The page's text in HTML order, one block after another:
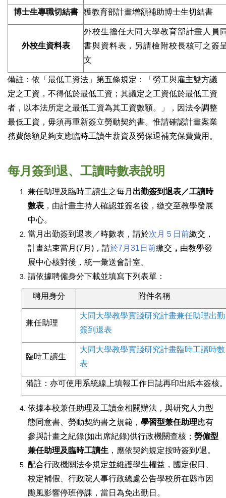
博士生專職切結書 獲教育部計畫增額補助博士生切結書
外校生資料表
外校生擔任大同大學教育部計畫人員
書與資料表，另請檢附校長核可之簽
文
備註： 依「最低工資法」第五條規定：「勞工與雇主雙方議
定之工資，不得低於最低工資；其議定之工資低於最低工資
者，以本法所定之最低工資為其工資數額。」，因法令調整
最低工資，毋須再重新簽立勞動契約書。惟請確認計畫案業
務費餘額足夠支應臨時工讀生薪資及勞保退補充保費費用。
每月簽到退、工讀時數表說明
兼任助理及臨時工讀生之每月 出勤簽到退表／工讀時
數表 ，由計畫主持人確認並簽名後，繳交至教學發展
中心。
當月出勤簽到退表／時數表，請於次月５日前繳交，
計畫結束當月(7月)，請於7月31日前繳交 ， 由教學發
展中心核對後，統一彙送會計室。
請依據聘僱身分下載並填寫下列表單：
聘用身分 附件名稱
兼任助理
大同大學教學實踐研究計畫兼任助理出勤
簽到退表
臨時工讀生
大同大學教學實踐研究計畫臨時工讀時數
表
備註：亦可使用系統線上填報工作日誌再印出紙本簽核
依據本校兼任助理及工讀金相關辦法，與研究人力型
態同意書、勞動契約書之規範， 學習型兼任助理應有
參與計畫之紀錄(如出席紀錄)供行政機關查核； 勞僱型
兼任助理及臨時工讀生 ，應依契約規定按時簽到/退。
配合行政機關法令規定並維護學生權益，國定假日、
校定補假、行政院人事行政總處公告學校所在縣市因
颱風影響停班停課，當日為免出勤日。